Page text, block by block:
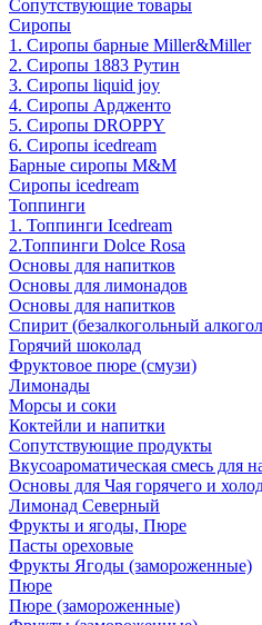
Сопутствующие товары
Сиропы
1. Сиропы барные Miller&Miller
2. Сиропы 1883 Рутин
3. Cиропы liquid joy
4. Cиропы Ардженто
5. Сиропы DROPPY
6. Сиропы icedream
Барные сиропы M&M
Сиропы icedream
Топпинги
1. Топпинги Icedream
2.Топпинги Dolce Rosa
Основы для напитков
Основы для лимонадов
Основы для напитков
Спирит (безалкогольный
Горячий шоколад
Фруктовое пюре (смузи)
Лимонады
Морсы и соки
Коктейли и напитки
Сопутствующие продукты
Вкусоароматическая смесь для
Основы для Чая горячего и
Лимонад Северный
Фрукты и ягоды, Пюре
Пасты ореховые
Фрукты Ягоды (замороженные)
Пюре
Пюре (замороженные)